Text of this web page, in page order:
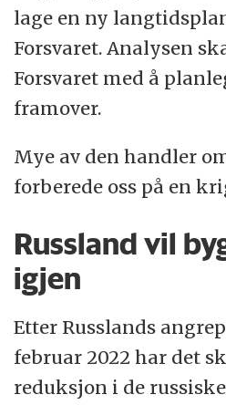
lage en ny
Forsvaret. Analysen
Forsvaret med å
framover.
Mye av den handler
forberede oss på en
Russland vil
igjen
Etter Russlands
februar 2022 har det
reduksjon i de